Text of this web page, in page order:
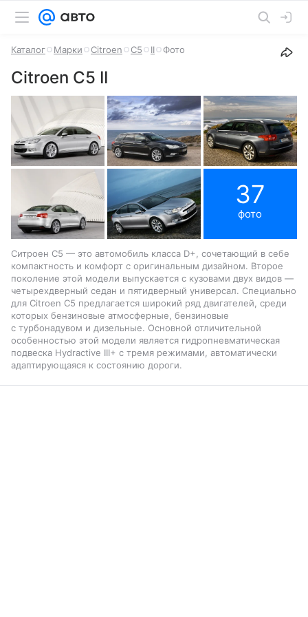
Каталог Марки Citroen C5 II Фото
Citroen C5 II
37
фото
Ситроен С5 — это автомобиль класса D+, сочетающий в себе
компактность и комфорт с оригинальным дизайном. Второе
поколение этой модели выпускается с кузовами двух видов —
четырехдверный седан и пятидверный универсал. Специально
для Citroen C5 предлагается широкий ряд двигателей, среди
которых бензиновые атмосферные, бензиновые
с турбонадувом и дизельные. Основной отличительной
особенностью этой модели является гидропневматическая
подвеска Hydractive III+ с тремя режимами, автоматически
адаптирующаяся к состоянию дороги.